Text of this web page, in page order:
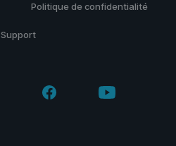
Politique de confidentialité
Support